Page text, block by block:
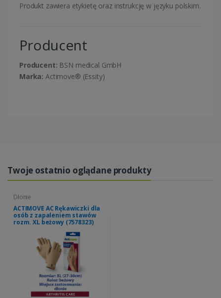
Produkt zawiera etykietę oraz instrukcję w języku polskim.
Producent
Producent: BSN medical GmbH
Marka: Actimove® (Essity)
Twoje ostatnio oglądane produkty
Dłonie
ACTIMOVE AC Rękawiczki dla
osób z zapaleniem stawów
rozm. XL beżowy (7578323)